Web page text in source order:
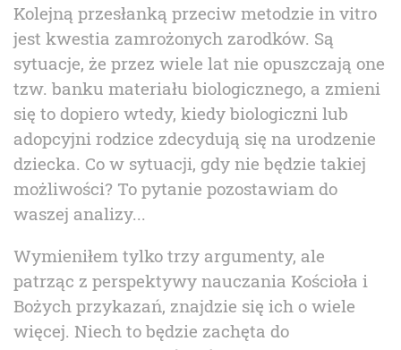
Kolejną przesłanką przeciw metodzie in vitro
jest kwestia zamrożonych zarodków. Są
sytuacje, że przez wiele lat nie opuszczają one
tzw. banku materiału biologicznego, a zmieni
się to dopiero wtedy, kiedy biologiczni lub
adopcyjni rodzice zdecydują się na urodzenie
dziecka. Co w sytuacji, gdy nie będzie takiej
możliwości? To pytanie pozostawiam do
waszej analizy...
Wymieniłem tylko trzy argumenty, ale
patrząc z perspektywy nauczania Kościoła i
Bożych przykazań, znajdzie się ich o wiele
więcej. Niech to będzie zachęta do